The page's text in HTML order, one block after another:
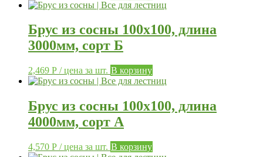
Брус из сосны 100х100, длина
3000мм, сорт Б
2,469 Р / цена за шт. В корзину
Брус из сосны 100х100, длина
4000мм, сорт А
4,570 Р / цена за шт. В корзину